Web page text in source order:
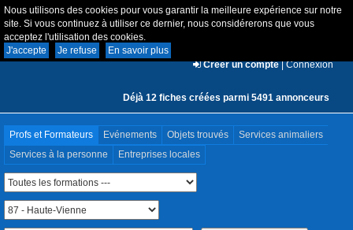
Nous utilisons des cookies pour vous garantir la meilleure expérience sur notre
site. Si vous continuez à utiliser ce dernier, nous considérerons que vous
acceptez l'utilisation des cookies.
J'accepte
Je refuse
En savoir plus
Créer un compte|Connexion
Déjà 12 fiches créées parmi 5491 annonceurs
Profs et Formateurs Evénements Objets trouvés
Services animaliers
Services à la personne
Entreprises locales